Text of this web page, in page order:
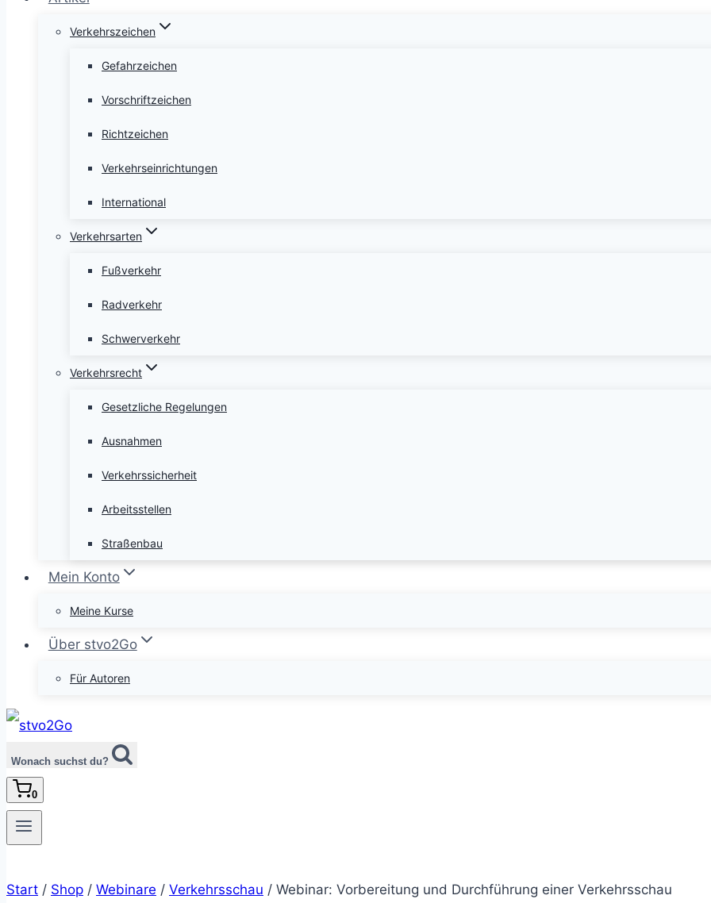
Verkehrszeichen
Gefahrzeichen
Vorschriftzeichen
Richtzeichen
Verkehrseinrichtungen
International
Verkehrsarten
Fußverkehr
Radverkehr
Schwerverkehr
Verkehrsrecht
Gesetzliche Regelungen
Ausnahmen
Verkehrssicherheit
Arbeitsstellen
Straßenbau
Mein Konto
Meine Kurse
Über stvo2Go
Für Autoren
Wonach suchst du?
0
Start / Shop / Webinare / Verkehrsschau / Webinar: Vorbereitung und Durchführung einer Verkehrsschau